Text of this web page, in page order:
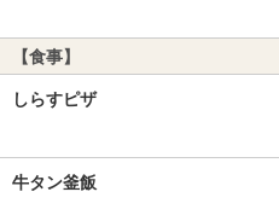
【食事】
しらすピザ
牛タン釜飯